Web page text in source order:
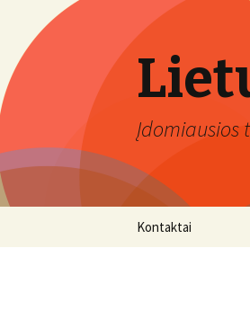
Įdomiausios
Kontaktai